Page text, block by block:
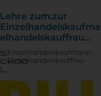
Lehre zum:zur
elhandelskauffrau
Schwerpunkt
s
choo
l
Einzelhandelskaufmann -
Einzelhandelskauffrau